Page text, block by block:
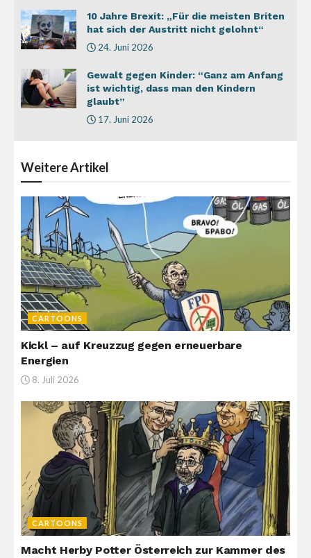
10 Jahre Brexit: „Für die meisten Briten
hat sich der Austritt nicht gelohnt“
24. Juni 2026
Gewalt gegen Kinder: “Ganz am Anfang
ist wichtig, dass man den Kindern
glaubt”
17. Juni 2026
WeitereArtikel
CARTOONS
Kickl – auf Kreuzzug gegen erneuerbare
Energien
8. Juli 2026
CARTOONS
Macht Herby Potter Österreich zur Kammer des